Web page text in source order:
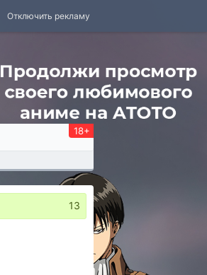
Отключить рекламу
18+
13